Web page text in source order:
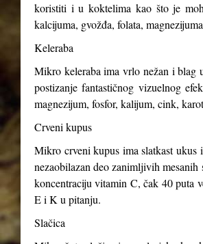
koristiti i u koktelima kao što je
kalcijuma, gvožđa, folata,
Keleraba
Mikro keleraba ima vrlo nežan i blag
postizanje fantastičnog vizuelnog
magnezijum, fosfor, kalijum, cink,
Crveni kupus
Mikro crveni kupus ima slatkast
nezaobilazan deo zanimljivih
koncentraciju vitamin C, čak 40 puta
E i K u pitanju.
Slačica